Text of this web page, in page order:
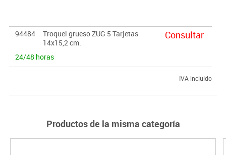
94484
Troquel grueso ZUG 5 Tarjetas
14x15,2 cm.
24/48 horas
Consultar
IVA incluido
Productos de la misma categoría